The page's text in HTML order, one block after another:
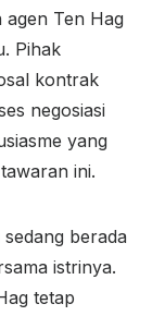
agen Ten Hag
Pihak
kontrak
negosiasi
yang
ini.
berada
istrinya.
tetap